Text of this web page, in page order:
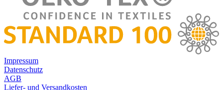
Impressum
Datenschutz
AGB
Liefer- und Versandkosten